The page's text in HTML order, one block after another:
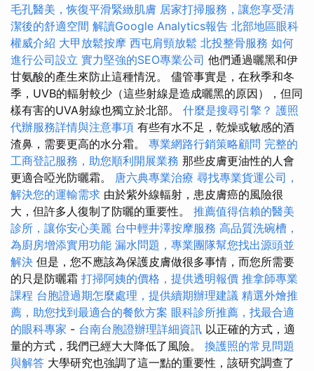
毛孔醫美，恢復平滑緊緻肌膚 居家打掃服務，讓您享受清
潔後的舒適空間 解讀Google Analytics報告 北部地區眼科
權威介紹 大甲放鬆按摩 西屯肩頸放鬆 北投整骨服務 如何
進行公司設立 實力堅強的SEO專業公司 他們通過曬黑和伊
甘氨酸的產生來防止這種情況。 儘管事實是，在秋季和冬
季，UVB的輻射較少（這些射線是造成曬黑的原因），但同
樣有害的UVA射線也獨立於北部。 什麼是搜尋引擎？ 護照
代辦服務詳情與注意事項 有些有水不足，乾燥或敏感的酒
渣鼻，需要更高的水分霜。 專業網路行銷策略顧問 完整的
工商登記服務，助您順利開展業務 那些皮膚更油性的人會
更適合啞光防曬霜。 唐六典專業治療 尋找專業貨運公司，
解決您的運輸需求 由於紫外線輻射，患皮膚癌的風險很
大，但許多人復制了防曬的重要性。 推薦值得信賴的醫美
診所，讓你安心美麗 台中輕井澤按摩服務 高品質洗碗槽，
為廚房增添實用功能 漏水問題，專業團隊幫您找出源頭並
解決 但是，您不應該為保護皮膚做很多事情，而您所需要
的只是防曬霜 打掃阿姨的價格，提供透明報價 推拿師專業
課程 台胞證過期怎麼處理，提供續期辦理建議 精選外燴推
薦，助您找到最適合的餐飲方案 眼科診所推薦，找最合適
的眼科專家 - 台南台胞證辦理詳細資訊 以正確的方式，適
量的方式，我們已經大大降低了風險。 換護照的常見問題
與解答 大學研究也強調了這一點的重要性，該研究調查了